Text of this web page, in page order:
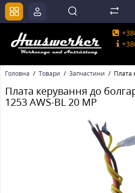
Головна Товари Запчастини Плата
Плата керування до
1253 AWS-BL 20 MP